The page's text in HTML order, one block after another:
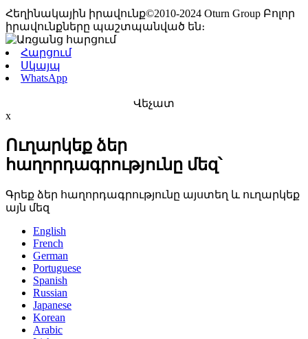
Հեղինակային իրավունք©2010-2024 Oturn Group Բոլոր
իրավունքները պաշտպանված են։
Հարցում
Սկայպ
WhatsApp
Վեչատ
x
Ուղարկեք ձեր
հաղորդագրությունը մեզ՝
Գրեք ձեր հաղորդագրությունը այստեղ և ուղարկեք
այն մեզ
English
French
German
Portuguese
Spanish
Russian
Japanese
Korean
Arabic